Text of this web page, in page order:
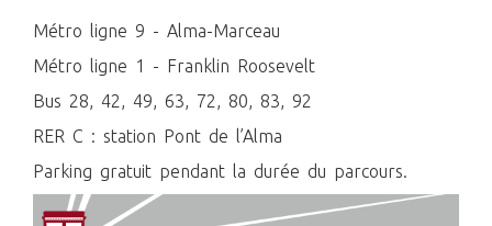
Métro ligne 9 - Alma-Marceau
Métro ligne 1 - Franklin Roosevelt
Bus 28, 42, 49, 63, 72, 80, 83, 92
RER C : station Pont de l’Alma
Parking gratuit pendant la durée du parcours.